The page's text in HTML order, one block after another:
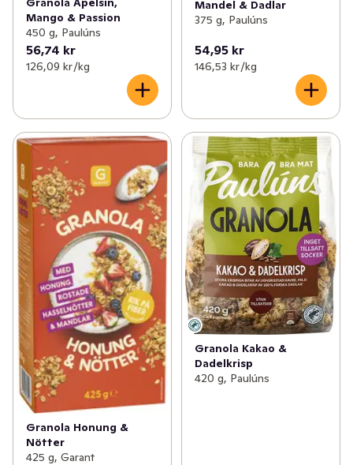
Mango & Passion
450 g, Paulúns
56,74 kr
126,09 kr /kg
Mandel & Dadlar
375 g, Paulúns
54,95 kr
146,53 kr /kg
Granola Honung &
Nötter
425 g, Garant
Granola Kakao &
Dadelkrisp
420 g, Paulúns